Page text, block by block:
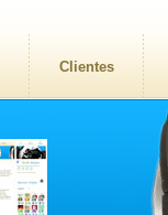
Clientes